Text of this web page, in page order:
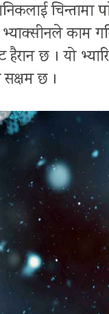
चिन्तामा
काम
हैरान छ । यो
सक्षम छ ।